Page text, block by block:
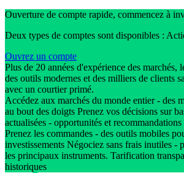
Ouverture de compte rapide, commencez à
Deux types de comptes sont disponibles :
Ouvrez un compte
Plus de 20 années d'expérience des marchés,
des outils modernes et des milliers de clients
avec un courtier primé.
Accédez aux marchés du monde entier - des
au bout des doigts Prenez vos décisions sur
actualisées - opportunités et
Prenez les commandes - des outils mobiles
investissements Négociez sans frais inutiles -
les principaux instruments. Tarification
historiques